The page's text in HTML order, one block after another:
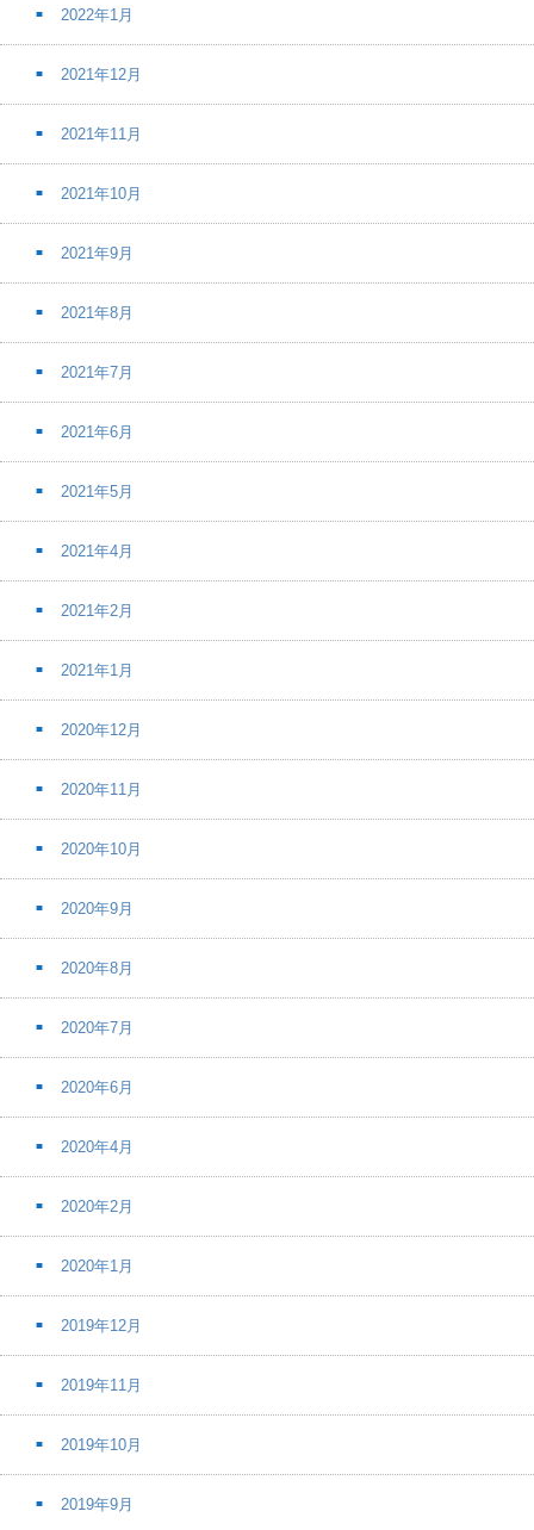
2022年1月
2021年12月
2021年11月
2021年10月
2021年9月
2021年8月
2021年7月
2021年6月
2021年5月
2021年4月
2021年2月
2021年1月
2020年12月
2020年11月
2020年10月
2020年9月
2020年8月
2020年7月
2020年6月
2020年4月
2020年2月
2020年1月
2019年12月
2019年11月
2019年10月
2019年9月